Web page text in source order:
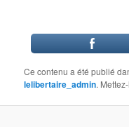
Ce contenu a été publié
lelibertaire_admin.